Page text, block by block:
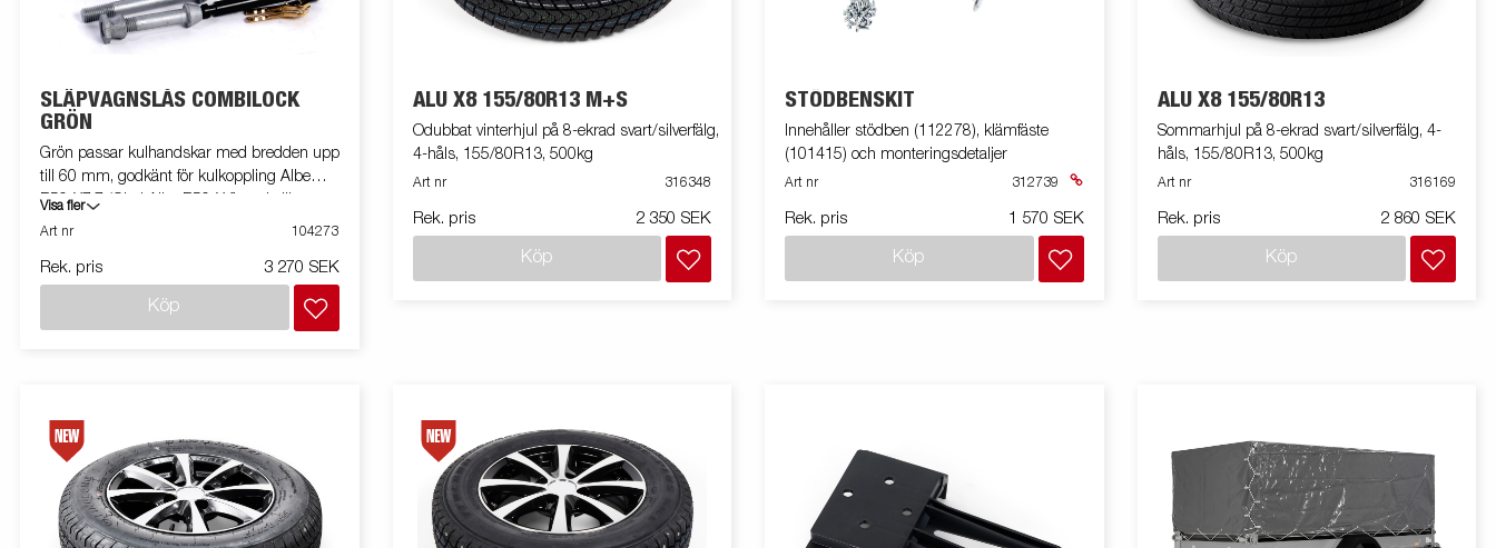
SLÄPVAGNSLÅS COMBILOCK
GRÖN
Grön passar kulhandskar med bredden upp
till 60 mm, godkänt för kulkoppling Albe
B50-X7,7 (Obs! Albe B50-X finns i olika
varianter.) AL-KO AK7 / AK10 / AK75/S /
7,5 / K 14 Winterhoff WW 8-C,
Visa fler
Art nr
104273
Rek. pris 3 270 SEK
Köp
ALU X8 155/80R13 M+S
Odubbat vinterhjul på 8-ekrad svart/silverfälg,
4-håls, 155/80R13, 500kg
Art nr 316348
Rek. pris 2 350 SEK
Köp
STÖDBENSKIT
Innehåller stödben (112278), klämfäste
(101415) och monteringsdetaljer
Art nr 312739
Rek. pris 1 570 SEK
Köp
ALU X8 155/80R13
Sommarhjul på 8-ekrad svart/silverfälg, 4-
håls, 155/80R13, 500kg
Art nr 316169
Rek. pris 2 860 SEK
Köp